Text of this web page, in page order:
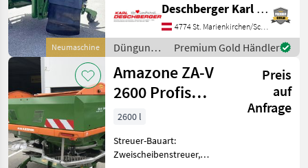
Neumaschine
Grenzstreueinrichtung
Amazone ZA-V 2600 Profis
Tronic Wiegestreuer in
Isobus Ausführung (ohne
Terminal, ohne Iso
Deschberger Karl Landtechnik GesmbH & Co KG
4774 St. Marienkirchen/Schärding
Düngung
und
Beregnung
/ Amazone
Premium Gold Händler
Amazone ZA-V
2600 Profis
Tronic
Preis
auf
Anfrage
2600 l
Streuer-Bauart:
Zweischeibenstreuer,